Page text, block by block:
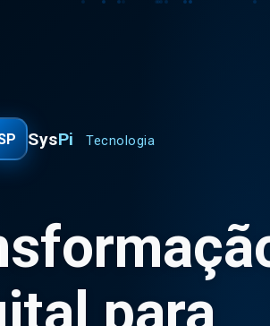
SysPi Tecnologia